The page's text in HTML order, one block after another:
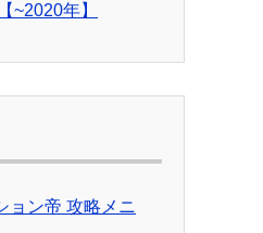
【~2020年】
ョン帝 攻略メニ